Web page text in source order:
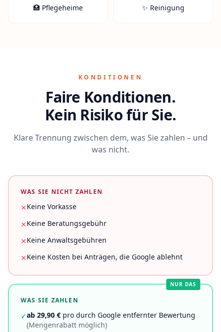
🏥 Pflegeheime ✨ Reinigung
KONDITIONEN
Faire Konditionen.
Kein Risiko für Sie.
Klare Trennung zwischen dem, was Sie zahlen – und
was nicht.
WAS SIE NICHT ZAHLEN
✕Keine Vorkasse
✕Keine Beratungsgebühr
✕Keine Anwaltsgebühren
✕Keine Kosten bei Anträgen, die Google ablehnt
NUR DAS
WAS SIE ZAHLEN
✓ab 29,90 € pro durch Google entfernter Bewertung
(Mengenrabatt möglich)